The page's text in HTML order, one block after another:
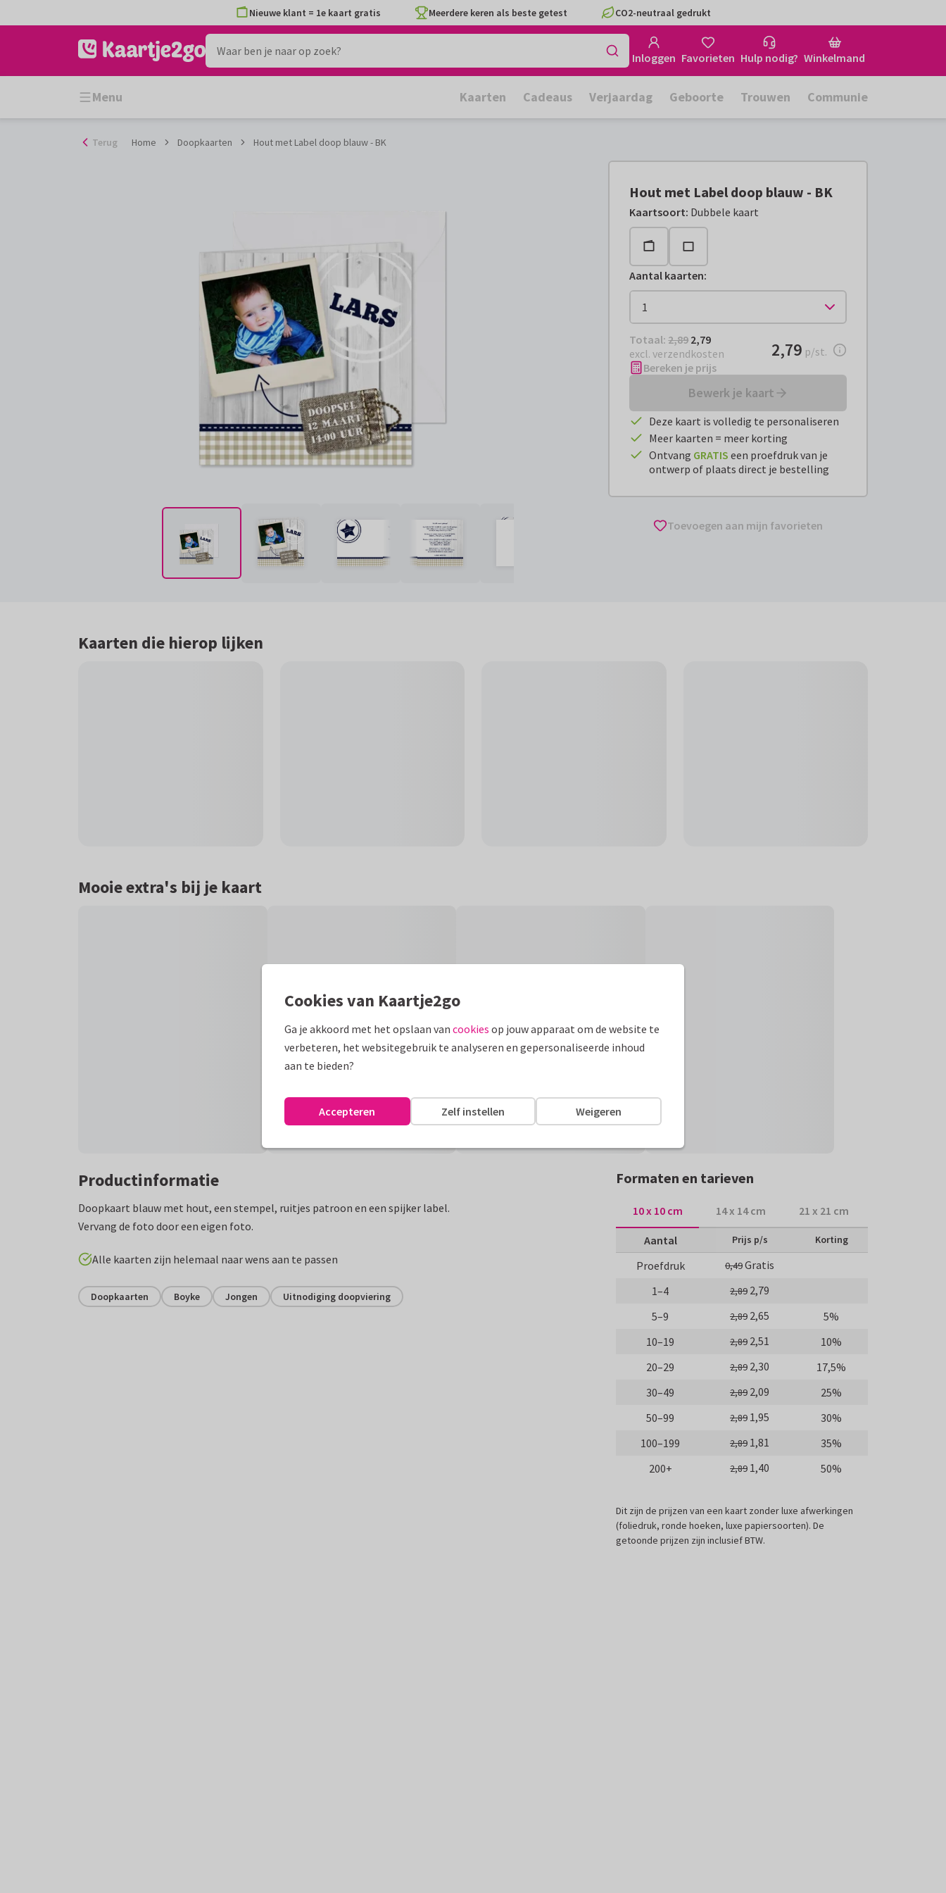
naar
Nieuwe klant = 1e kaart gratis Meerdere keren als beste getest CO2-neutraal gedrukt
Inloggen Favorieten Hulp nodig? Winkelmand
Menu Kaarten Cadeaus Verjaardag Geboorte Trouwen Communie
Terug Home Doopkaarten Hout met Label doop blauw - BK
Hout met Label doop blauw - BK
Kaartsoort: Dubbele kaart
Aantal kaarten:
Totaal: € 2,79
Totaal: 2,89 2,79
excl. verzendkosten
€ 2,79per stuk
2,79 p/st.
Bereken je prijs
Bewerk je kaart
Deze kaart is volledig te personaliseren
Meer kaarten = meer korting
Ontvang GRATIS een proefdruk van je
ontwerp of plaats direct je bestelling
Toevoegen aan mijn favorieten
Kaarten die hierop lijken
Mooie extra's bij je kaart
Productinformatie
Doopkaart blauw met hout, een stempel, ruitjes patroon en een spijker label.
Vervang de foto door een eigen foto.
Alle kaarten zijn helemaal naar wens aan te passen
Doopkaarten Boyke Jongen Uitnodiging doopviering
Formaten en tarieven
10 x 10 cm 14 x 14 cm 21 x 21 cm
Aantal Prijs p/s Korting
Proefdruk 0,49Gratis
1–4
2,89 2,79
5–9
2,89 2,65
5%
10–19
2,89 2,51
10%
20–29
2,89 2,30
17,5%
30–49
2,89 2,09
25%
50–99
2,89 1,95
30%
100–199
2,89 1,81
35%
200+
2,89 1,40 50%
Dit zijn de prijzen van een kaart zonder luxe afwerkingen
(foliedruk, ronde hoeken, luxe papiersoorten). De
getoonde prijzen zijn inclusief BTW.
Cookies van Kaartje2go
Ga je akkoord met het opslaan van cookies op jouw apparaat om de website te
verbeteren, het websitegebruik te analyseren en gepersonaliseerde inhoud
aan te bieden?
Weigeren
Zelf instellen
Accepteren